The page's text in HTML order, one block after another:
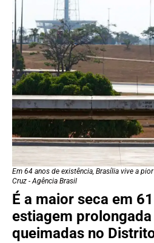
Em 64 anos de existência, Brasília vive a
Cruz - Agência Brasil
É a maior seca em
estiagem
queimadas no